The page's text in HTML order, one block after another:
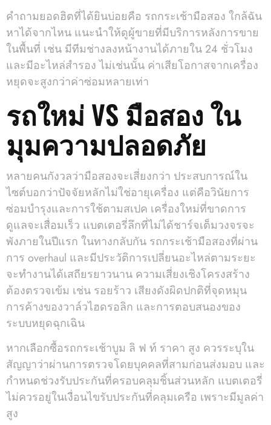
คำถามยอดฮิตที่ได้ยินบ่อยคือ รถกระเช้ามือสอง ใกล้ฉัน
หาได้จากไหน แนะนำให้ดูผู้ขายที่มีบริการหลังการขาย
ในพื้นที่ เช่น มีทีมช่างลงหน้างานได้ภายใน 24 ชั่วโมง
และมีอะไหล่สำรอง ไม่เช่นนั้น ค่าเสียโอกาสจากเครื่อง
หยุดจะสูงกว่าค่าซ่อมหลายเท่า
รถใหม่ VS มือสอง ใน
มุมความปลอดภัย
หลายคนกังวลว่ามือสองจะเสี่ยงกว่า ประสบการณ์ใน
ไซต์บอกว่าปัจจัยหลักไม่ใช่อายุเครื่อง แต่คือวินัยการ
ซ่อมบำรุงและการใช้ตามสเปค เครื่องใหม่ที่ขาดการ
ดูแลจะเสื่อมเร็ว แบตเตอรี่ลึกที่ไม่ได้ชาร์จเต็มวงจรจะ
พังภายในปีแรก ในทางกลับกัน รถกระเช้ามือสองที่ผ่าน
การ overhaul และมีประวัติการเปลี่ยนอะไหล่ตามระยะ
จะทำงานได้เสถียรยาวนาน ความเสี่ยงเชิงโครงสร้าง
ต้องตรวจเข้ม เช่น รอยร้าว เสียงดังผิดปกติที่จุดหมุน
การค้างของวาล์วไฮดรอลิก และการตอบสนองของ
ระบบหยุดฉุกเฉิน
หากเลือกซื้อรถกระเช้าบูม ลิ ฟ ท์ ราคา สูง ควรระบุใน
สัญญาว่าผ่านการตรวจโดยบุคคลที่สามก่อนส่งมอบ และ
กำหนดช่วงรับประกันที่ครอบคลุมชิ้นส่วนหลัก แบตเตอรี่
ไม่ควรอยู่ในเงื่อนไขรับประกันที่คลุมเครือ เพราะมีมูลค่า
สูง